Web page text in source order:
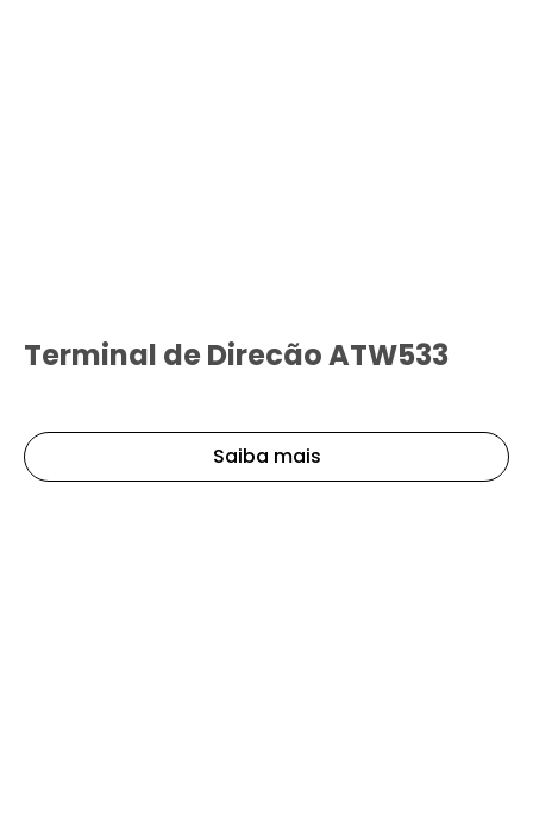
Terminal de Direcão ATW533
Saiba mais